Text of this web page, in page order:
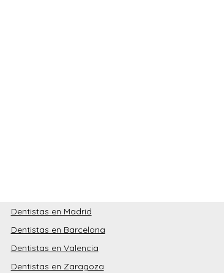
Dentistas en Madrid
Dentistas en Barcelona
Dentistas en Valencia
Dentistas en Zaragoza